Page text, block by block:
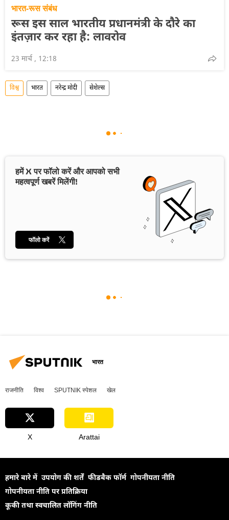
भारत-रूस संबंध
रूस इस साल भारतीय प्रधानमंत्री के दौरे का
इंतज़ार कर रहा है: लावरोव
23 मार्च , 12:18
विश्व भारत नरेन्द्र मोदी सेशेल्स
हमें X पर फॉलो करें और आपको सभी
महत्वपूर्ण खबरें मिलेंगी!
फॉलो करें
भारत
राजनीति विश्व SPUTNIK स्पेशल खेल
X Arattai
हमारे बारे में उपयोग की शर्तें फीडबैक फॉर्म गोपनीयता नीति
गोपनीयता नीति पर प्रतिक्रिया
कूकी तथा स्वचालित लॉगिंग नीति